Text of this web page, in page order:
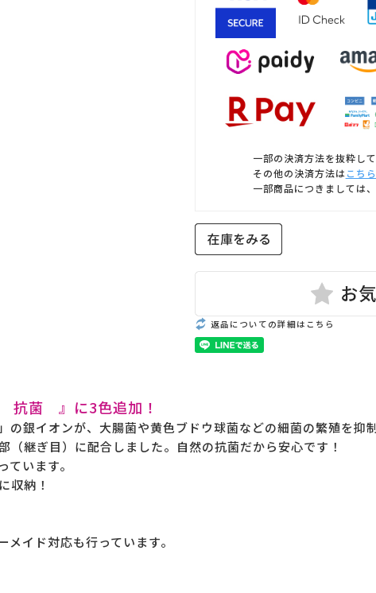
一部の決済方法を抜粋して
その他の決済方法はこちら
一部商品につきましては
返品についての詳細はこちら
抗菌 』に3色追加！
の銀イオンが、大腸菌や黄色ブドウ球菌などの細菌の繁殖を抑制
継ぎ目）に配合しました。自然の抗菌だから安心です！
います。
収納！
ド対応も行っています。